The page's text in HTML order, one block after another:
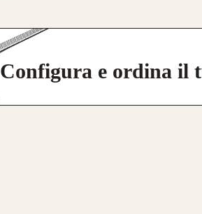
Configura e ordina il